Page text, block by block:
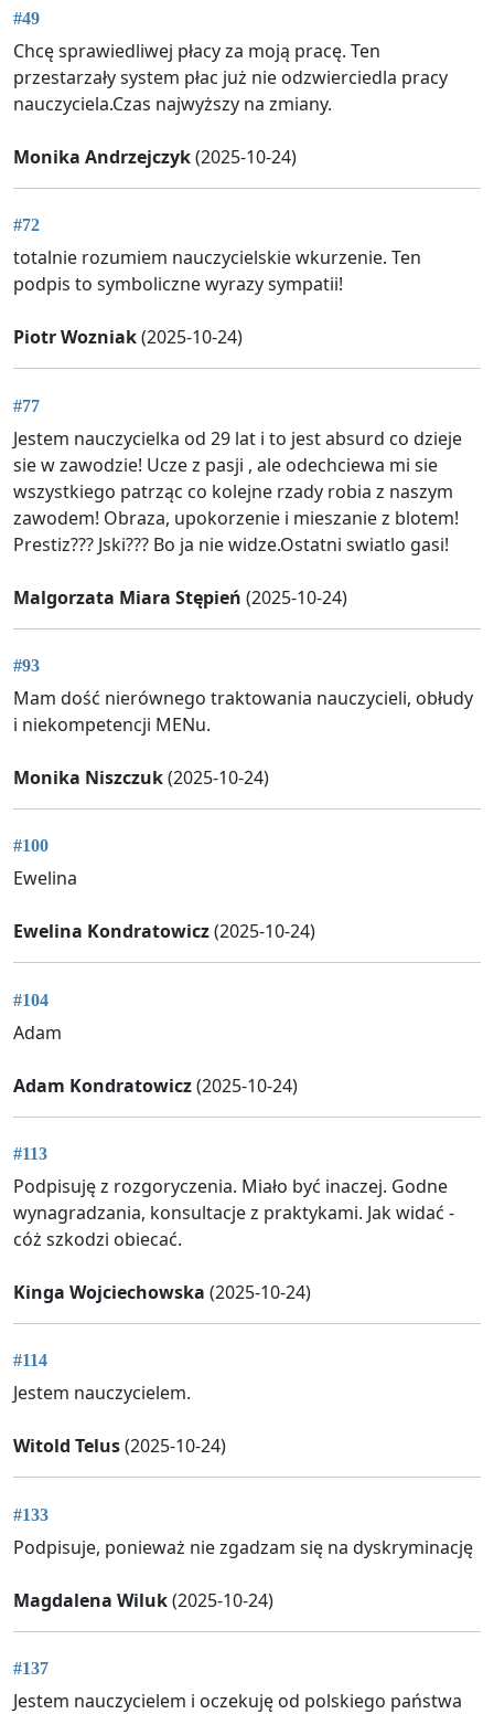
#49
Chcę sprawiedliwej płacy za moją pracę. Ten
przestarzały system płac już nie odzwierciedla pracy
nauczyciela.Czas najwyższy na zmiany.
Monika Andrzejczyk(2025-10-24)
#72
totalnie rozumiem nauczycielskie wkurzenie. Ten
podpis to symboliczne wyrazy sympatii!
Piotr Wozniak(2025-10-24)
#77
Jestem nauczycielka od 29 lat i to jest absurd co dzieje
sie w zawodzie! Ucze z pasji , ale odechciewa mi sie
wszystkiego patrząc co kolejne rzady robia z naszym
zawodem! Obraza, upokorzenie i mieszanie z blotem!
Prestiz??? Jski??? Bo ja nie widze.Ostatni swiatlo gasi!
Malgorzata Miara Stępień (2025-10-24)
#93
Mam dość nierównego traktowania nauczycieli, obłudy
i niekompetencji MENu.
Monika Niszczuk(2025-10-24)
#100
Ewelina
Ewelina Kondratowicz(2025-10-24)
#104
Adam
Adam Kondratowicz(2025-10-24)
#113
Podpisuję z rozgoryczenia. Miało być inaczej. Godne
wynagradzania, konsultacje z praktykami. Jak widać -
cóż szkodzi obiecać.
Kinga Wojciechowska (2025-10-24)
#114
Jestem nauczycielem.
Witold Telus(2025-10-24)
#133
Podpisuje, ponieważ nie zgadzam się na dyskryminację
Magdalena Wiluk(2025-10-24)
#137
Jestem nauczycielem i oczekuję od polskiego państwa